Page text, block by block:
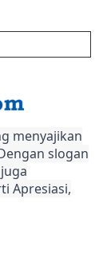
menyajikan
slogan
Apresiasi,